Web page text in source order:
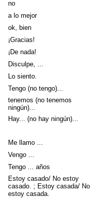
no
a lo mejor
ok, bien
¡Gracias!
¡De nada!
Disculpe, ...
Lo siento.
Tengo (no tengo)...
tenemos (no tenemos
ningún)...
Hay... (no hay ningún)...
Me llamo ...
Vengo ...
Tengo ... años
Estoy casado/ No estoy
casado. ; Estoy casada/ No
estoy casada.